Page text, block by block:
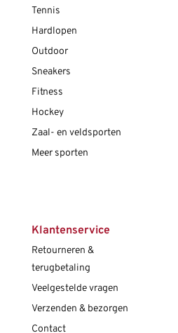
Tennis
Hardlopen
Outdoor
Sneakers
Fitness
Hockey
Zaal- en veldsporten
Meer sporten
Klantenservice
Retourneren &
terugbetaling
Veelgestelde vragen
Verzenden & bezorgen
Contact